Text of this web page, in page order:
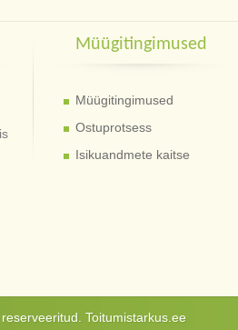
Müügitingimused
Müügitingimused
Ostuprotsess
Isikuandmete kaitse
Toitumistarkus.ee